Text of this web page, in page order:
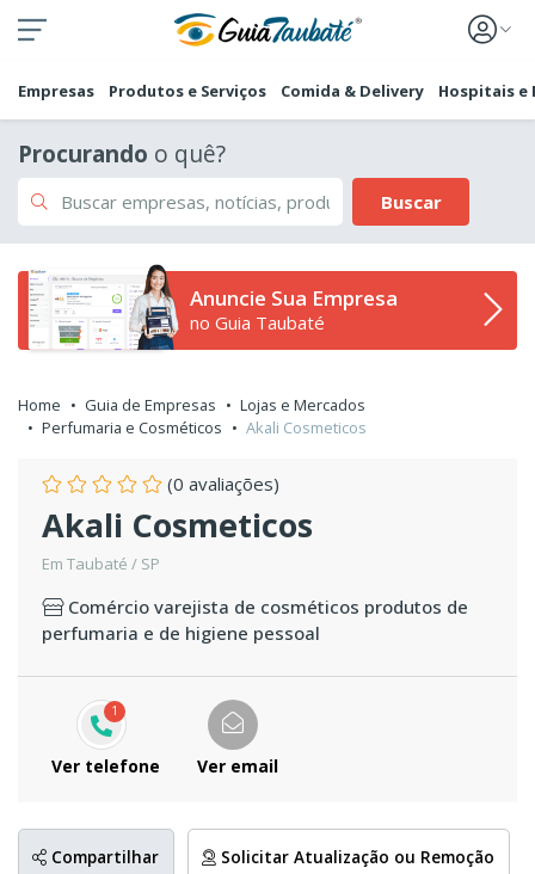
Empresas Produtos e Serviços Comida & Delivery Hospitais e
Procurando o quê?
Buscar
Anuncie Sua Empresa
no Guia Taubaté
Home Guia de Empresas
Lojas e Mercados
Perfumaria e Cosméticos
Akali Cosmeticos
(0 avaliações)
Akali Cosmeticos
Em Taubaté / SP
Comércio varejista de cosméticos produtos de
perfumaria e de higiene pessoal
1
Ver telefone Ver email
Compartilhar Solicitar Atualização ou Remoção